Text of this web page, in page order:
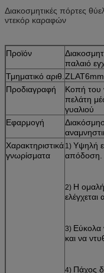
Διακοσμητικές πόρτες
ντεκόρ καραφών
Προϊόν
παλαιό
Τμηματικό αριθ.
Προδιαγραφή
Κοπή του
πελάτη
γυαλιού
Εφαρμογή
Χαρακτηριστικά
γνωρίσματα
1) Υψηλή
απόδοση.
2) Η
3) Εύκολα
και να
4) Πάχος